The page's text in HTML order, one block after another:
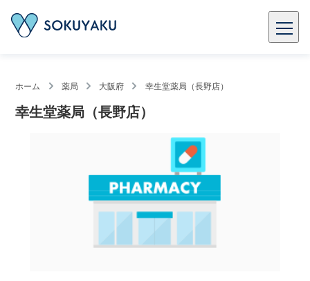
ホーム 薬局 大阪府 幸生堂薬局（長野店）
幸生堂薬局（長野店）